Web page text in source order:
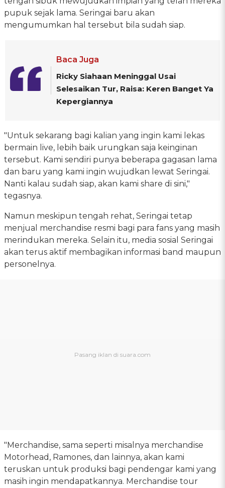
pupuk sejak lama. Seringai baru akan
mengumumkan hal tersebut bila sudah siap.
Baca Juga
Ricky Siahaan Meninggal Usai
Selesaikan Tur, Raisa: Keren Banget Ya
Kepergiannya
"Untuk sekarang bagi kalian yang ingin kami lekas
bermain live, lebih baik urungkan saja keinginan
tersebut. Kami sendiri punya beberapa gagasan lama
dan baru yang kami ingin wujudkan lewat Seringai.
Nanti kalau sudah siap, akan kami share di sini,"
tegasnya.
Namun meskipun tengah rehat, Seringai tetap
menjual merchandise resmi bagi para fans yang masih
merindukan mereka. Selain itu, media sosial Seringai
akan terus aktif membagikan informasi band maupun
personelnya.
"Merchandise, sama seperti misalnya merchandise
Motorhead, Ramones, dan lainnya, akan kami
teruskan untuk produksi bagi pendengar kami yang
masih ingin mendapatkannya. Merchandise tour